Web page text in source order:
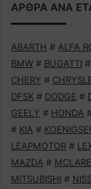
ΑΡΘΡΑ ΑΝΑ
ABARTH # ALFA
BMW # BUGATTI #
CHERY #
DFSK # DODGE #
GEELY # HONDA
# KIA #
LEAPMOTOR #
MAZDA #
MITSUBISHI #